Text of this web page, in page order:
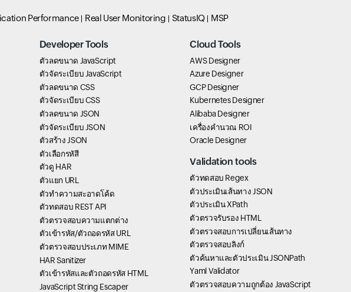
Performance Real User Monitoring StatusIQ MSP
Developer Tools
ตัวลดขนาด JavaScript
ตัวจัดระเบียบ JavaScript
ตัวลดขนาด CSS
ตัวจัดระเบียบ CSS
ตัวลดขนาด JSON
ตัวจัดระเบียบ JSON
ตัวสร้าง JSON
ตัวเลือกรหัสี
ตัวดู HAR
ตัวแยก URL
ตัวทำความสะอาดโค้ด
ตัวทดสอบ REST API
ตัวตรวจสอบความแตกต่าง
ตัวเข้ารหัส/ตัวถอดรหัส URL
ตัวตรวจสอบประเภท MIME
HAR Sanitizer
ตัวเข้ารหัสและตัวถอดรหัส HTML
JavaScript String Escaper
Cloud Tools
AWS Designer
Azure Designer
GCP Designer
Kubernetes Designer
Alibaba Designer
เครื่องคำนวณ ROI
Oracle Designer
Validation tools
ตัวทดสอบ Regex
ตัวประเมินเส้นทาง JSON
ตัวประเมิน XPath
ตัวตรวจรับรอง HTML
ตัวตรวจสอบการเปลี่ยนเส้นทาง
ตัวตรวจสอบลิงก์
ตัวค้นหาและตัวประเมิน JSONPath
Yaml Validator
ตัวตรวจสอบความถูกต้อง JavaScript